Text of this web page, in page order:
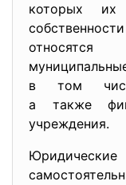
которых их
в том
а также
учреждения.